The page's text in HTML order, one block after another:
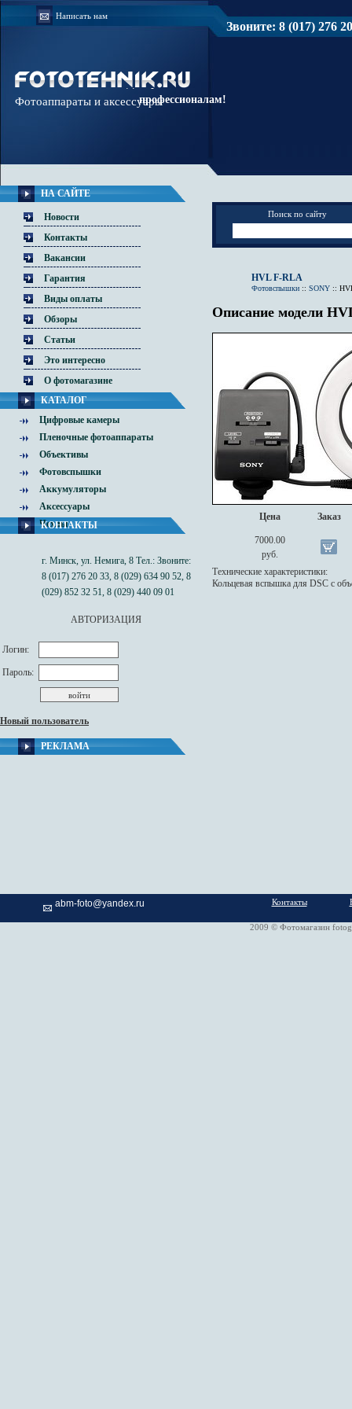
Написать нам
Звоните: 8 (017) 276
Доверяйте
профессионалам!
Фотоаппараты и аксессуары
НА САЙТЕ
Новости
Контакты
Вакансии
Гарантия
Виды оплаты
Обзоры
Статьи
Это интересно
О фотомагазине
КАТАЛОГ
Цифровые камеры
Пленочные фотоаппараты
Объективы
Фотовспышки
Аккумуляторы
Аксессуары
Чехлы
КОНТАКТЫ
г. Минск, ул. Немига, 8 Тел.: Звоните:
8 (017) 276 20 33, 8 (029) 634 90 52, 8
(029) 852 32 51, 8 (029) 440 09 01
АВТОРИЗАЦИЯ
Логин:
Пароль:
Новый пользователь
РЕКЛАМА
Поиск по сайту
HVL F-RLA
Фотовспышки :: SONY ::
Описание модели
Цена Заказ
7000.00
руб.
Технические характеристики:
Кольцевая вспышка для DSC с
abm-foto@yandex.ru Контакты
2009 © Фотомагазин